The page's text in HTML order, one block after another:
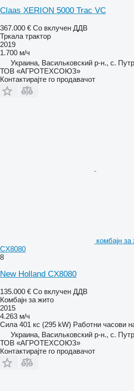
Claas XERION 5000 Trac VC
367.000 € Со вклучен ДДВ
Тркала трактор
2019
1.700 м/ч
Украина, Васильковский р-н., с.
ТОВ «АГРОТЕХСОЮЗ»
Контактирајте го продавачот
комбајн
CX8080
8
New Holland CX8080
135.000 € Со вклучен ДДВ
Комбајн за жито
2015
4.263 м/ч
Сила 401 кс (295 kW) Работни часови
Украина, Васильковский р-н., с.
ТОВ «АГРОТЕХСОЮЗ»
Контактирајте го продавачот